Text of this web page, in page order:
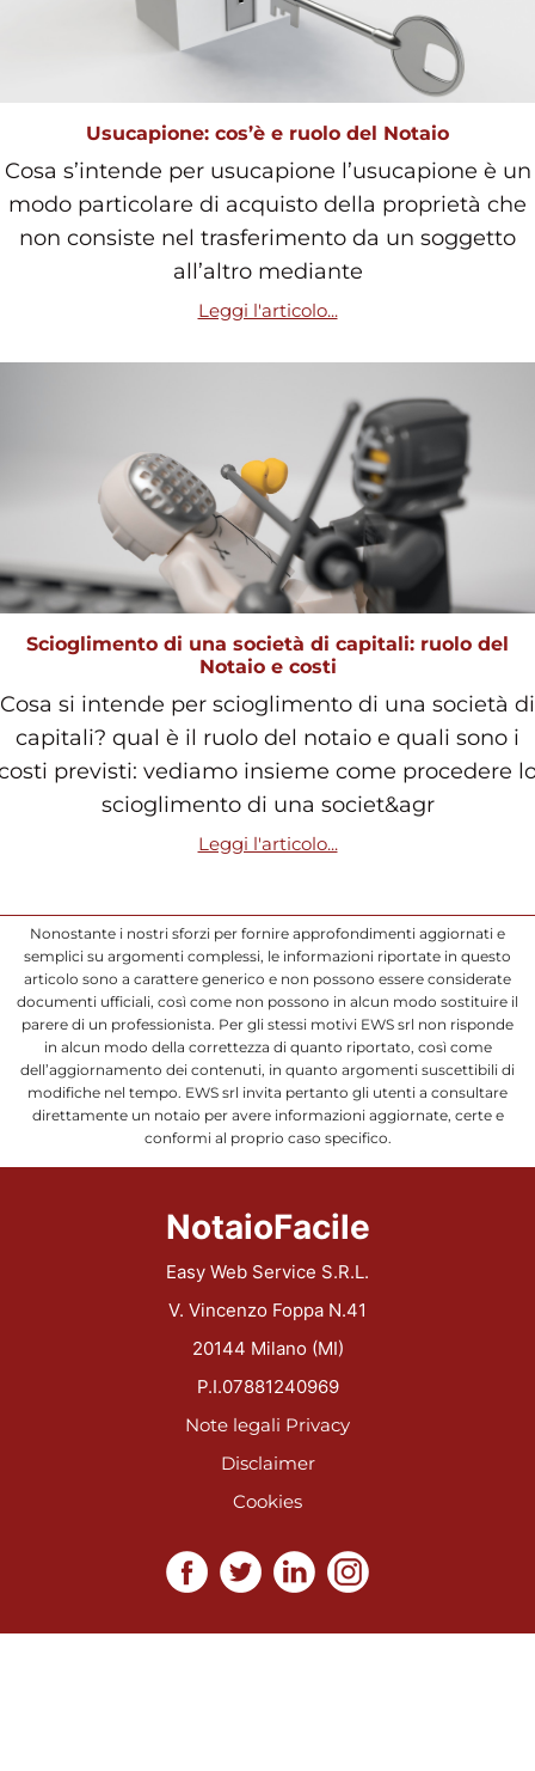
Usucapione: cos’è e ruolo del Notaio
Cosa s’intende per usucapione l’usucapione è un
modo particolare di acquisto della proprietà che
non consiste nel trasferimento da un soggetto
all’altro mediante
Leggi l'articolo...
Scioglimento di una società di capitali: ruolo del
Notaio e costi
Cosa si intende per scioglimento di una società di
capitali? qual è il ruolo del notaio e quali sono i
previsti: vediamo insieme come procedere
scioglimento di una societ&agr
Leggi l'articolo...
Nonostante i nostri sforzi per fornire approfondimenti aggiornati e
semplici su argomenti complessi, le informazioni riportate in questo
articolo sono a carattere generico e non possono essere considerate
documenti ufficiali, così come non possono in alcun modo sostituire il
parere di un professionista. Per gli stessi motivi EWS srl non risponde
in alcun modo della correttezza di quanto riportato, così come
dell’aggiornamento dei contenuti, in quanto argomenti suscettibili di
modifiche nel tempo. EWS srl invita pertanto gli utenti a consultare
direttamente un notaio per avere informazioni aggiornate, certe e
conformi al proprio caso specifico.
NotaioFacile
Easy Web Service S.R.L.
V. Vincenzo Foppa N.41
20144 Milano (MI)
P.I.07881240969
Note legali Privacy
Disclaimer
Cookies